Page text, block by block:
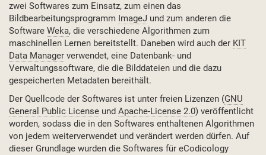
zwei Softwares zum Einsatz, zum einen das
Bildbearbeitungsprogramm ImageJ und zum anderen die
Software Weka, die verschiedene Algorithmen zum
maschinellen Lernen bereitstellt. Daneben wird auch der KIT
Data Manager verwendet, eine Datenbank- und
Verwaltungssoftware, die die Bilddateien und die dazu
gespeicherten Metadaten bereithält.
Der Quellcode der Softwares ist unter freien Lizenzen (GNU
General Public License und Apache-License 2.0) veröffentlicht
worden, sodass die in den Softwares enthaltenen Algorithmen
von jedem weiterverwendet und verändert werden dürfen. Auf
dieser Grundlage wurden die Softwares für eCodicology